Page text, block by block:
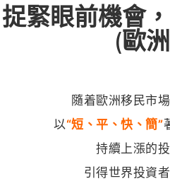
捉緊眼前機會
(歐
隨着歐洲移民市
以“短、平、快、簡”
持續上漲的
引得世界投資